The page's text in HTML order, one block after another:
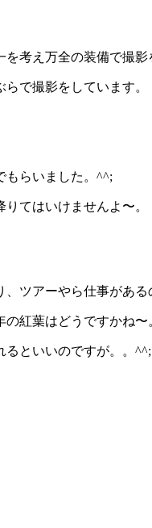
考え万全の装備で撮影
で撮影をしています
もらいました。^^;
てはいけませんよ〜。
ツアーやら仕事がある
紅葉はどうですかね〜
るといいのですが。。^^;